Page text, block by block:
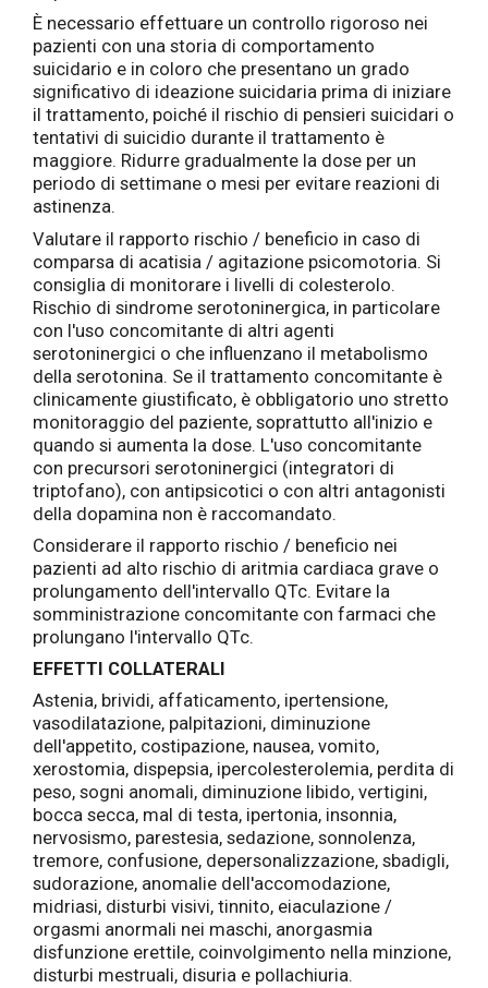
È necessario effettuare un controllo rigoroso nei
pazienti con una storia di comportamento
suicidario e in coloro che presentano un grado
significativo di ideazione suicidaria prima di iniziare
il trattamento, poiché il rischio di pensieri suicidari o
tentativi di suicidio durante il trattamento è
maggiore. Ridurre gradualmente la dose per un
periodo di settimane o mesi per evitare reazioni di
astinenza.
Valutare il rapporto rischio / beneficio in caso di
comparsa di acatisia / agitazione psicomotoria. Si
consiglia di monitorare i livelli di colesterolo.
Rischio di sindrome serotoninergica, in particolare
con l'uso concomitante di altri agenti
serotoninergici o che influenzano il metabolismo
della serotonina. Se il trattamento concomitante è
clinicamente giustificato, è obbligatorio uno stretto
monitoraggio del paziente, soprattutto all'inizio e
quando si aumenta la dose. L'uso concomitante
con precursori serotoninergici (integratori di
triptofano), con antipsicotici o con altri antagonisti
della dopamina non è raccomandato.
Considerare il rapporto rischio / beneficio nei
pazienti ad alto rischio di aritmia cardiaca grave o
prolungamento dell'intervallo QTc. Evitare la
somministrazione concomitante con farmaci che
prolungano l'intervallo QTc.
EFFETTI COLLATERALI
Astenia, brividi, affaticamento, ipertensione,
vasodilatazione, palpitazioni, diminuzione
dell'appetito, costipazione, nausea, vomito,
xerostomia, dispepsia, ipercolesterolemia, perdita di
peso, sogni anomali, diminuzione libido, vertigini,
bocca secca, mal di testa, ipertonia, insonnia,
nervosismo, parestesia, sedazione, sonnolenza,
tremore, confusione, depersonalizzazione, sbadigli,
sudorazione, anomalie dell'accomodazione,
midriasi, disturbi visivi, tinnito, eiaculazione /
orgasmi anormali nei maschi, anorgasmia
disfunzione erettile, coinvolgimento nella minzione,
disturbi mestruali, disuria e pollachiuria.